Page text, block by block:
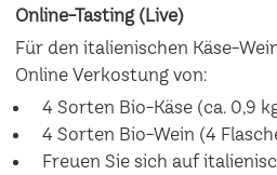
Online-Tasting (Live)
Für den italienischen Käse-
Online Verkostung von:
4 Sorten Bio-Käse (ca. 0,9
4 Sorten Bio-Wein (4
Freuen Sie sich auf